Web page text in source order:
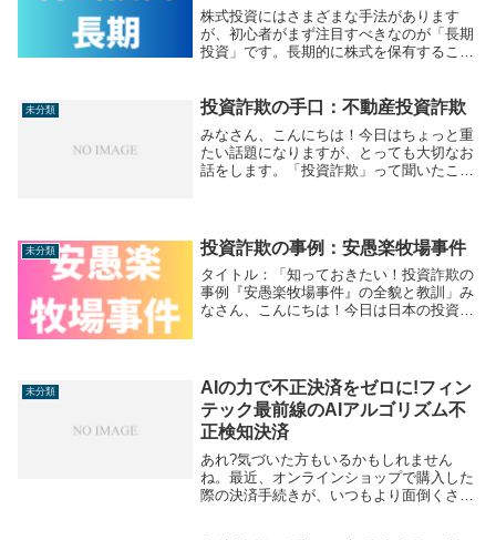
株式投資にはさまざまな手法があります
が、初心者がまず注目すべきなのが「長期
投資」です。長期的に株式を保有すること
ます。本記事では、長期投資のメリット・
未分類 投資詐欺の手口：不動産投資詐欺
みなさん、こんにちは！今日はちょっと重
たい話題になりますが、とっても大切なお
話をします。「投資詐欺」って聞いたこと
被害が増えて...
未分類 投資詐欺の事例：安愚楽牧場事件
タイトル：「知っておきたい！投資詐欺の
事例『安愚楽牧場事件』の全貌と教訓」み
なさん、こんにちは！今日は日本の投資詐
今でも投...
未分類
AIの力で不正決済をゼロに!フィン
テック最前線のAIアルゴリズム不
正検知決済
あれ?気づいた方もいるかもしれません
ね。最近、オンラインショップで購入した
際の決済手続きが、いつもより面倒くさく